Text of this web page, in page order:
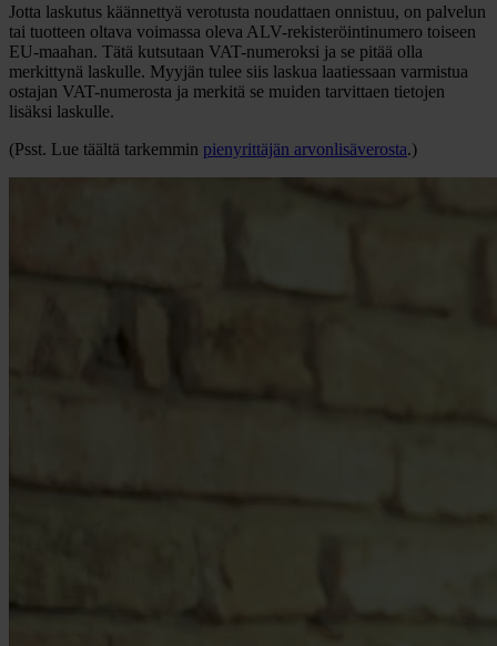
Jotta laskutus käännettyä verotusta noudattaen onnistuu, on palvelun
tai tuotteen oltava voimassa oleva ALV-rekisteröintinumero toiseen
EU-maahan. Tätä kutsutaan VAT-numeroksi ja se pitää olla
merkittynä laskulle. Myyjän tulee siis laskua laatiessaan varmistua
ostajan VAT-numerosta ja merkitä se muiden tarvittaen tietojen
lisäksi laskulle.
(Psst. Lue täältä tarkemmin pienyrittäjän arvonlisäverosta.)